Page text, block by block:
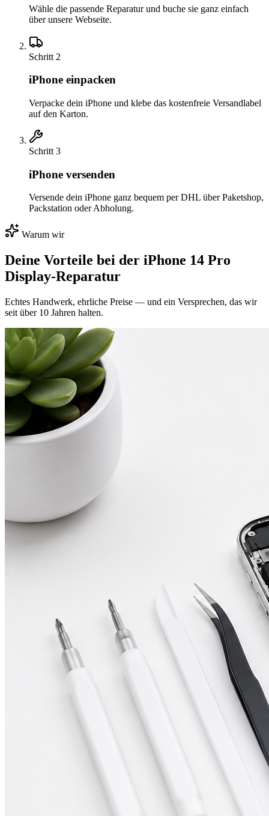
Wähle die passende Reparatur und buche sie ganz einfach
über unsere Webseite.
Schritt 2
iPhone einpacken
Verpacke dein iPhone und klebe das kostenfreie Versandlabel
auf den Karton.
Schritt 3
iPhone versenden
Versende dein iPhone ganz bequem per DHL über Paketshop,
Packstation oder Abholung.
Warum wir
Deine Vorteile bei der iPhone 14 Pro
Display-Reparatur
Echtes Handwerk, ehrliche Preise — und ein Versprechen, das wir
seit über 10 Jahren halten.